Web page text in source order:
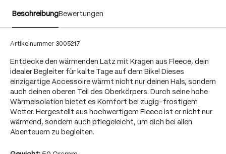
BeschreibungBewertungen
Artikelnummer 3005217
Entdecke den wärmenden Latz mit Kragen aus Fleece, dein
idealer Begleiter für kalte Tage auf dem Bike! Dieses
einzigartige Accessoire wärmt nicht nur deinen Hals, sondern
auch deinen oberen Teil des Oberkörpers. Durch seine hohe
Wärmeisolation bietet es Komfort bei zugig-frostigem
Wetter. Hergestellt aus hochwertigem Fleece ist er nicht nur
wärmend, sondern auch pflegeleicht, um dich bei allen
Abenteuern zu begleiten.